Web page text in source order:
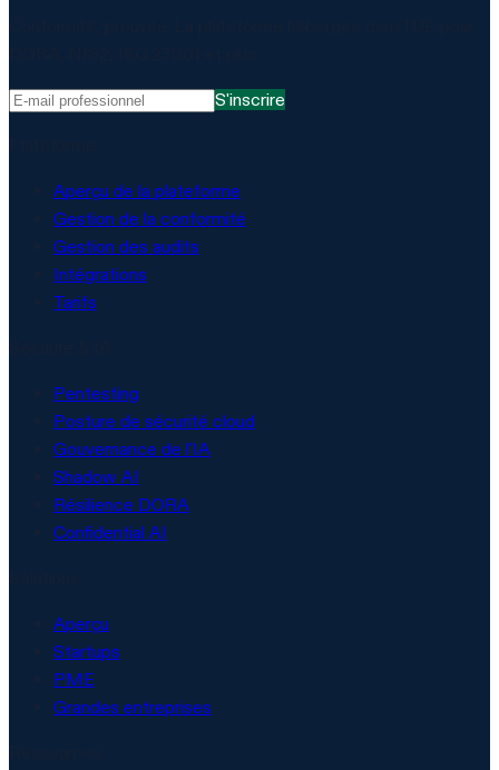
S'inscrire
Aperçu de la plateforme
Gestion de la conformité
Gestion des audits
Intégrations
Tarifs
Pentesting
Posture de sécurité cloud
Gouvernance de l'IA
Shadow AI
Résilience DORA
Confidential AI
Aperçu
Startups
PME
Grandes entreprises